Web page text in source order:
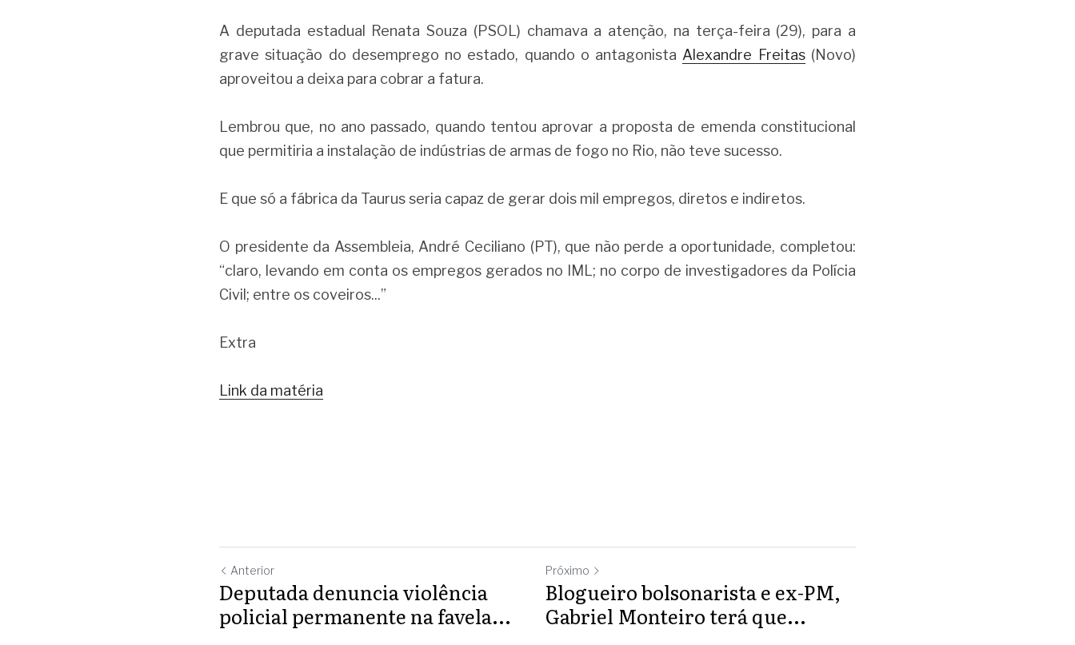
A deputada estadual Renata Souza (PSOL) chamava a atenção, na terça-feira (29), para a
grave situação do desemprego no estado, quando o antagonista Alexandre Freitas (Novo)
aproveitou a deixa para cobrar a fatura.
Lembrou que, no ano passado, quando tentou aprovar a proposta de emenda constitucional
que permitiria a instalação de indústrias de armas de fogo no Rio, não teve sucesso.
E que só a fábrica da Taurus seria capaz de gerar dois mil empregos, diretos e indiretos.
O presidente da Assembleia, André Ceciliano (PT), que não perde a oportunidade, completou:
“claro, levando em conta os empregos gerados no IML; no corpo de investigadores da Polícia
Civil; entre os coveiros...”
Extra
Link da matéria
Anterior
Deputada denuncia violência
policial permanente na favela...
Próximo
Blogueiro bolsonarista e ex-PM,
Gabriel Monteiro terá que...